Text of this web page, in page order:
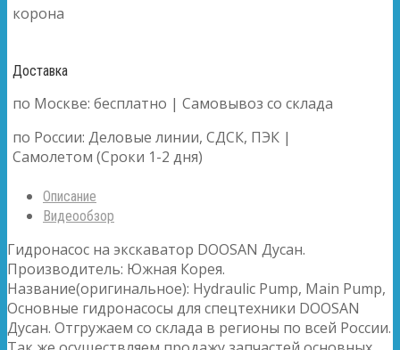
корона
Доставка
по Москве: бесплатно | Самовывоз со склада
по России: Деловые линии, СДСК, ПЭК |
Самолетом (Сроки 1-2 дня)
Описание
Видеообзор
Гидронасос на экскаватор DOOSAN Дусан.
Производитель: Южная Корея.
Название(оригинальное): Hydraulic Pump, Main Pump,
Основные гидронасосы для спецтехники DOOSAN
Дусан. Отгружаем со склада в регионы по всей России.